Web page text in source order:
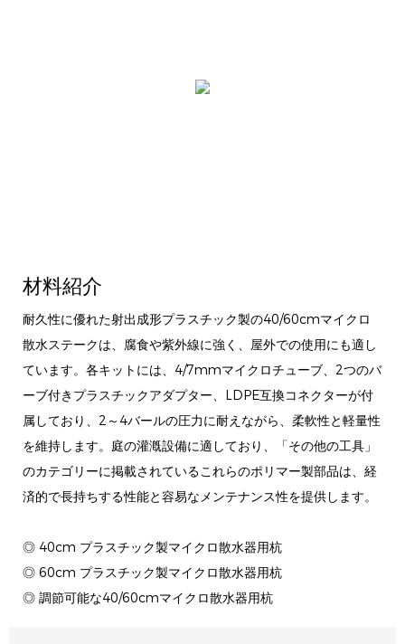
材料紹介
耐久性に優れた射出成形プラスチック製の40/60cmマイクロ
散水ステークは、腐食や紫外線に強く、屋外での使用にも適し
ています。各キットには、4/7mmマイクロチューブ、2つのバ
ーブ付きプラスチックアダプター、LDPE互換コネクターが付
属しており、2～4バールの圧力に耐えながら、柔軟性と軽量性
を維持します。庭の灌漑設備に適しており、「その他の工具」
のカテゴリーに掲載されているこれらのポリマー製部品は、経
済的で長持ちする性能と容易なメンテナンス性を提供します。
◎ 40cm プラスチック製マイクロ散水器用杭
◎ 60cm プラスチック製マイクロ散水器用杭
◎ 調節可能な40/60cmマイクロ散水器用杭